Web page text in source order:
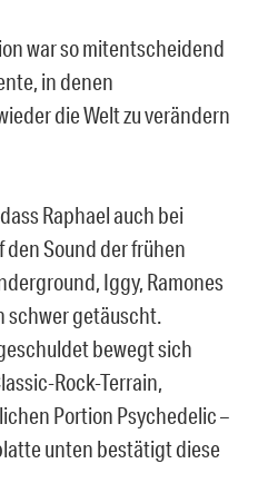
war so mitentscheidend
in denen
die Welt zu verändern
Raphael auch bei
Sound der frühen
Iggy, Ramones
schwer getäuscht.
bewegt sich
Rock-Terrain,
Portion Psychedelic –
unten bestätigt diese